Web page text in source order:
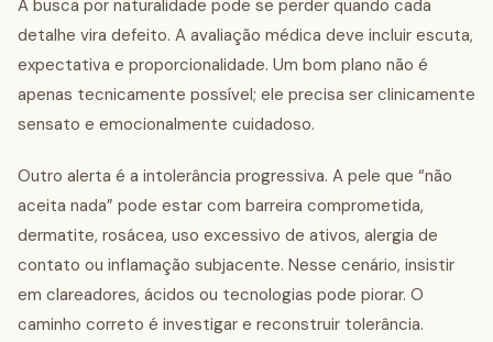
A busca por naturalidade pode se perder quando cada
detalhe vira defeito. A avaliação médica deve incluir escuta,
expectativa e proporcionalidade. Um bom plano não é
apenas tecnicamente possível; ele precisa ser clinicamente
sensato e emocionalmente cuidadoso.
Outro alerta é a intolerância progressiva. A pele que “não
aceita nada” pode estar com barreira comprometida,
dermatite, rosácea, uso excessivo de ativos, alergia de
contato ou inflamação subjacente. Nesse cenário, insistir
em clareadores, ácidos ou tecnologias pode piorar. O
caminho correto é investigar e reconstruir tolerância.